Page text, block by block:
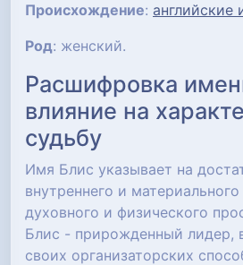
Происхождение: английские
Род: женский.
Расшифровка
влияние на
судьбу
Имя Блис указывает на
внутреннего и
духовного и физического
Блис - прирожденный лидер,
своих организаторских